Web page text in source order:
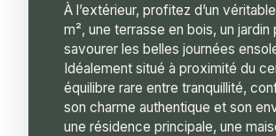
À l’extérieur, profitez d’un
m², une terrasse en bois, un
savourer les belles journées
Idéalement situé à proximité du
équilibre rare entre tranquillité,
son charme authentique et son
une résidence principale, une